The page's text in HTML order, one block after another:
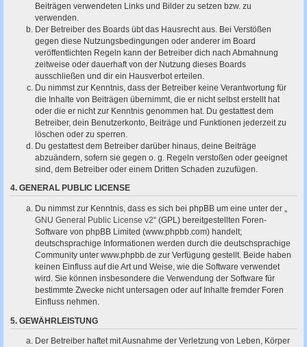
Beiträgen verwendeten Links und Bilder zu setzen bzw. zu
verwenden.
Der Betreiber des Boards übt das Hausrecht aus. Bei Verstößen
gegen diese Nutzungsbedingungen oder anderer im Board
veröffentlichten Regeln kann der Betreiber dich nach Abmahnung
zeitweise oder dauerhaft von der Nutzung dieses Boards
ausschließen und dir ein Hausverbot erteilen.
Du nimmst zur Kenntnis, dass der Betreiber keine Verantwortung für
die Inhalte von Beiträgen übernimmt, die er nicht selbst erstellt hat
oder die er nicht zur Kenntnis genommen hat. Du gestattest dem
Betreiber, dein Benutzerkonto, Beiträge und Funktionen jederzeit zu
löschen oder zu sperren.
Du gestattest dem Betreiber darüber hinaus, deine Beiträge
abzuändern, sofern sie gegen o. g. Regeln verstoßen oder geeignet
sind, dem Betreiber oder einem Dritten Schaden zuzufügen.
4. GENERAL PUBLIC LICENSE
Du nimmst zur Kenntnis, dass es sich bei phpBB um eine unter der „
GNU General Public License v2“ (GPL) bereitgestellten Foren-
Software von phpBB Limited (www.phpbb.com) handelt;
deutschsprachige Informationen werden durch die deutschsprachige
Community unter www.phpbb.de zur Verfügung gestellt. Beide haben
keinen Einfluss auf die Art und Weise, wie die Software verwendet
wird. Sie können insbesondere die Verwendung der Software für
bestimmte Zwecke nicht untersagen oder auf Inhalte fremder Foren
Einfluss nehmen.
5. GEWÄHRLEISTUNG
Der Betreiber haftet mit Ausnahme der Verletzung von Leben, Körper